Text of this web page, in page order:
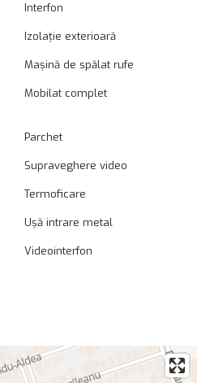
Interfon
Izolație exterioară
Mașină de spălat rufe
Mobilat complet
Parchet
Supraveghere video
Termoficare
Ușă intrare metal
Videointerfon